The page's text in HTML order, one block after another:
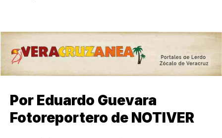
Por Eduardo Guevara
Fotoreportero de NOTIVER